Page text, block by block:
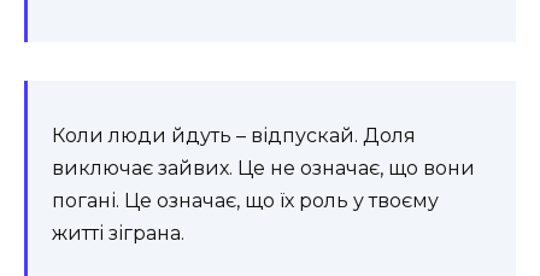
Коли люди йдуть – відпускай. Доля
виключає зайвих. Це не означає, що вони
погані. Це означає, що їх роль у твоєму
житті зіграна.